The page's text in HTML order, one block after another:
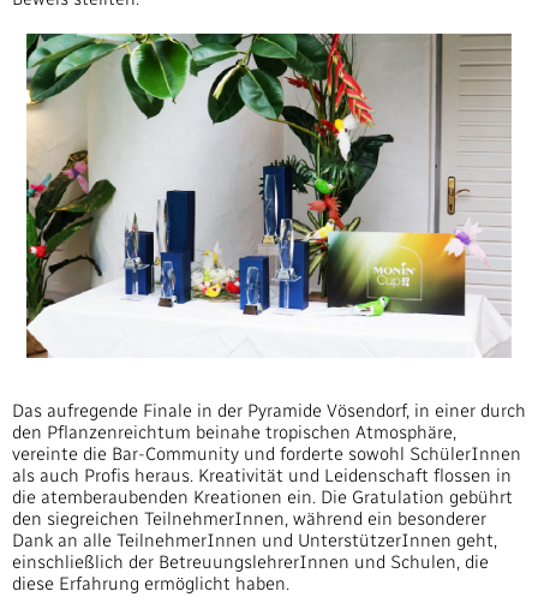
Das aufregende Finale in der Pyramide Vösendorf, in einer durch
den Pflanzenreichtum beinahe tropischen Atmosphäre,
vereinte die Bar-Community und forderte sowohl SchülerInnen
als auch Profis heraus. Kreativität und Leidenschaft flossen in
die atemberaubenden Kreationen ein. Die Gratulation gebührt
den siegreichen TeilnehmerInnen, während ein besonderer
Dank an alle TeilnehmerInnen und UnterstützerInnen geht,
einschließlich der BetreuungslehrerInnen und Schulen, die
diese Erfahrung ermöglicht haben.